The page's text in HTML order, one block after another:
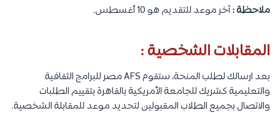
ملاحظة :آخر موعد للتقديم هو 10 أغسطس.
المقابلات الشخصية :
بعد ارسالك لطلب المنحة، ستقوم AFS مصر للبرامج الثقافية
والتعليمية كشريك للجامعة الأمريكية بالقاهرة بتقييم الطلبات
والاتصال بجميع الطلاب المقبولين لتحديد موعد للمقابلة الشخصية.